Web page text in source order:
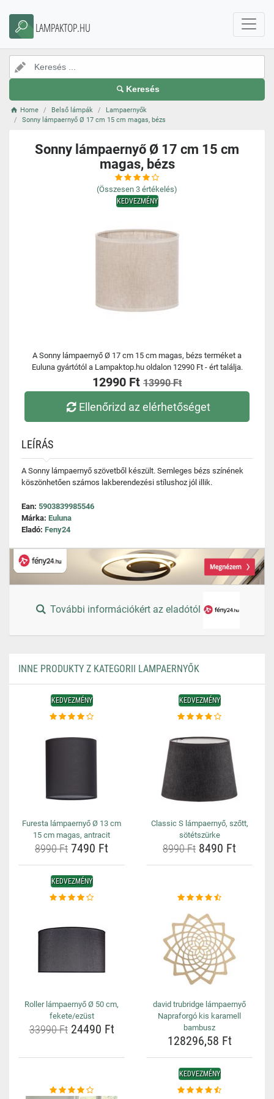
LAMPAKTOP.HU
Keresés
Home Belső lámpák
Lampaernyők
Sonny lámpaernyő Ø 17 cm 15 cm magas, bézs
Sonny lámpaernyő Ø 17 cm 15 cm
magas, bézs
(Összesen 3 értékelés)
KEDVEZMÉNY
A Sonny lámpaernyő Ø 17 cm 15 cm magas, bézs terméket a
Euluna gyártótól a Lampaktop.hu oldalon 12990 Ft - ért találja.
12990 Ft 13990 Ft
Ellenőrizd az elérhetőséget
LEÍRÁS
A Sonny lámpaernyő szövetből készült. Semleges bézs színének
köszönhetően számos lakberendezési stílushoz jól illik.
Ean: 5903839985546
Márka: Euluna
Eladó: Feny24
További információkért az eladótól
INNE PRODUKTY Z KATEGORII LAMPAERNYŐK
KEDVEZMÉNY
Furesta lámpaernyő Ø 13 cm
15 cm magas, antracit
8990 Ft 7490 Ft
KEDVEZMÉNY
Classic S lámpaernyő, szőtt,
sötétszürke
8990 Ft 8490 Ft
KEDVEZMÉNY
Roller lámpaernyő Ø 50 cm,
fekete/ezüst
33990 Ft24490 Ft
david trubridge lámpaernyő
Napraforgó kis karamell
bambusz
128296,58 Ft
KEDVEZMÉNY